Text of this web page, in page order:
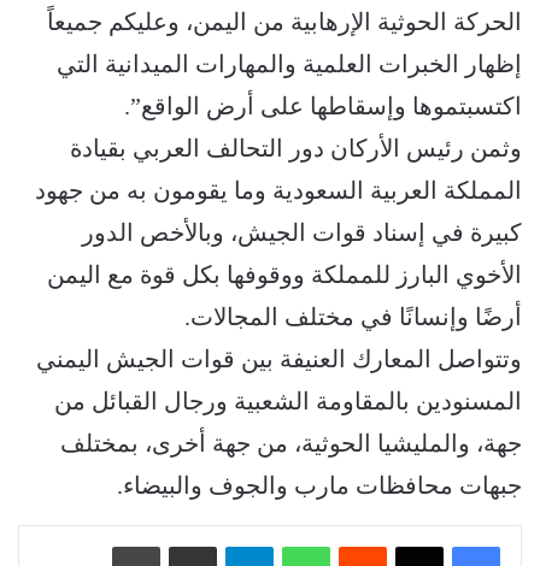
الحركة الحوثية الإرهابية من اليمن، وعليكم جميعاً
إظهار الخبرات العلمية والمهارات الميدانية التي
اكتسبتموها وإسقاطها على أرض الواقع”.
وثمن رئيس الأركان دور التحالف العربي بقيادة
المملكة العربية السعودية وما يقومون به من جهود
كبيرة في إسناد قوات الجيش، وبالأخص الدور
الأخوي البارز للمملكة ووقوفها بكل قوة مع اليمن
أرضًا وإنسانًا في مختلف المجالات.
وتتواصل المعارك العنيفة بين قوات الجيش اليمني
المسنودين بالمقاومة الشعبية ورجال القبائل من
جهة، والمليشيا الحوثية، من جهة أخرى، بمختلف
جبهات محافظات مارب والجوف والبيضاء.
واتساب تيلقرام